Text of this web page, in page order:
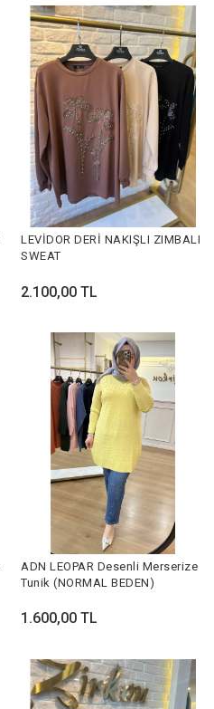
LEVİDOR DERİ NAKIŞLI ZIMBALI
SWEAT
2.100,00 TL
ADN LEOPAR Desenli Merserize
Tunik (NORMAL BEDEN)
1.600,00 TL